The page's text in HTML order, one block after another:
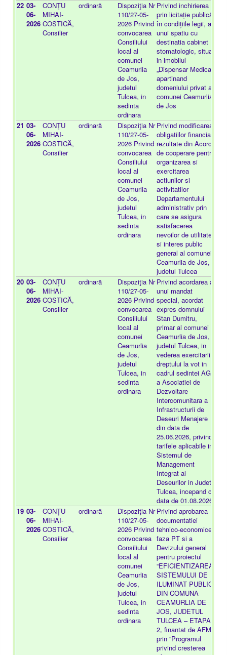
22 03-
06-
2026
CONȚU
MIHAI-
COSTICĂ,
Consilier
ordinară
Dispoziţia Nr
110/27-05-
2026 Privind
convocarea
Consiliului
local al
comunei
Ceamurlia
de Jos,
judetul
Tulcea, in
sedinta
ordinara
Privind inchirierea
prin licitație publică,
în condițiile legii, a
unui spatiu cu
destinatia cabinet
stomatologic, situat
in imobilul
„Dispensar Medical”,
apartinand
domeniului privat al
comunei Ceamurlia
de Jos
21 03-
06-
2026
CONȚU
MIHAI-
COSTICĂ,
Consilier
ordinară
Dispoziţia Nr
110/27-05-
2026 Privind
convocarea
Consiliului
local al
comunei
Ceamurlia
de Jos,
judetul
Tulcea, in
sedinta
ordinara
Privind modificarea
obligatiilor financiare
rezultate din Acordul
de cooperare pentru
organizarea si
exercitarea
actiunilor si
activitatilor
Departamentului
administrativ prin
care se asigura
satisfacerea
nevoilor de utilitate
si interes public
general al comunei
Ceamurlia de Jos,
judetul Tulcea
20 03-
06-
2026
CONȚU
MIHAI-
COSTICĂ,
Consilier
ordinară
Dispoziţia Nr
110/27-05-
2026 Privind
convocarea
Consiliului
local al
comunei
Ceamurlia
de Jos,
judetul
Tulcea, in
sedinta
ordinara
Privind acordarea a
unui mandat
special, acordat
expres domnului
Stan Dumitru,
primar al comunei
Ceamurlia de Jos,
judetul Tulcea, in
vederea exercitarii
dreptului la vot in
cadrul sedintei AGA
a Asociatiei de
Dezvoltare
Intercomunitara a
Infrastructurii de
Deseuri Menajere
din data de
25.06.2026, privind
tarifele aplicabile in
Sistemul de
Management
Integrat al
Deseurilor in Judetul
Tulcea, incepand cu
data de 01.08.2026
19 03-
06-
2026
CONȚU
MIHAI-
COSTICĂ,
Consilier
ordinară
Dispoziţia Nr
110/27-05-
2026 Privind
convocarea
Consiliului
local al
comunei
Ceamurlia
de Jos,
judetul
Tulcea, in
sedinta
ordinara
Privind aprobarea
documentatiei
tehnico-economice
faza PT si a
Devizului general
pentru proiectul
“EFICIENTIZAREA
SISTEMULUI DE
ILUMINAT PUBLIC
DIN COMUNA
CEAMURLIA DE
JOS, JUDETUL
TULCEA – ETAPA
2„ finantat de AFM
prin “Programul
privind cresterea